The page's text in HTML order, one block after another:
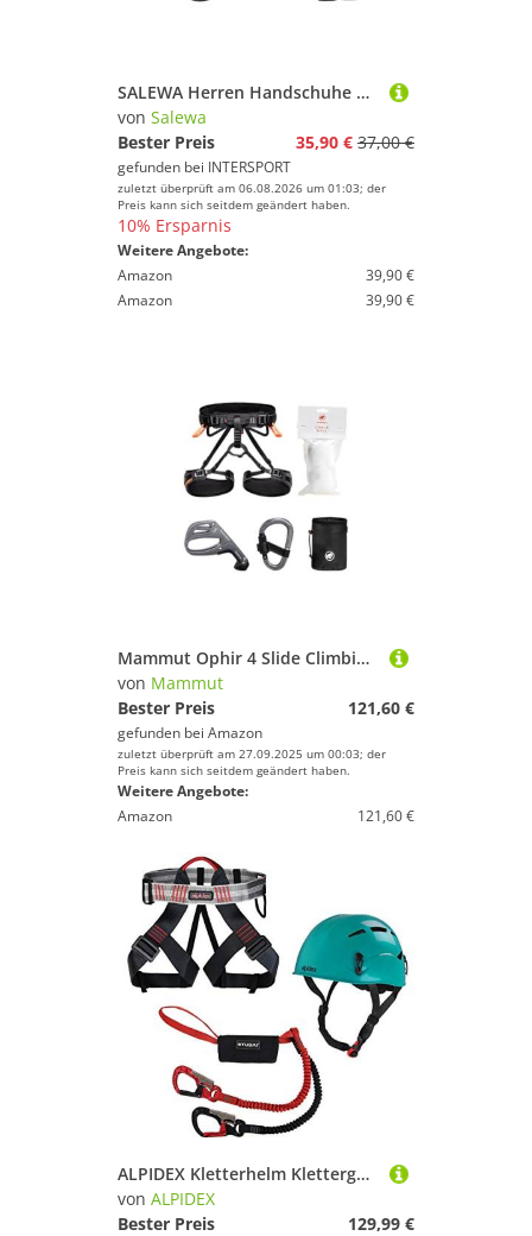
SALEWA Herren Handschuhe VIA FERRATA DST GLOVES
von Salewa
Bester Preis
35,90 € 37,00 €
gefunden bei INTERSPORT
zuletzt überprüft am 06.08.2026 um 01:03; der
Preis kann sich seitdem geändert haben.
10% Ersparnis
Weitere Angebote:
Amazon
39,90 €
Amazon
39,90 €
Mammut Ophir 4 Slide Climbing Package | Klettersteigset, Mit Klettergurt, Karabiner, Sicherungsgerät, Chalk Bag und Chalk Balls, Ausrüstung zum Klettern, Absturzsicherung | Black, M-XL
von Mammut
Bester Preis
121,60 €
gefunden bei Amazon
zuletzt überprüft am 27.09.2025 um 00:03; der
Preis kann sich seitdem geändert haben.
Weitere Angebote:
Amazon
121,60 €
ALPIDEX Kletterhelm Klettergurt + Stubai Klettersteigset Basic 3.0, Farbe:Turquoise Green, Größe:Gurt - Universalgröße/Green Pepper
von ALPIDEX
Bester Preis
129,99 €